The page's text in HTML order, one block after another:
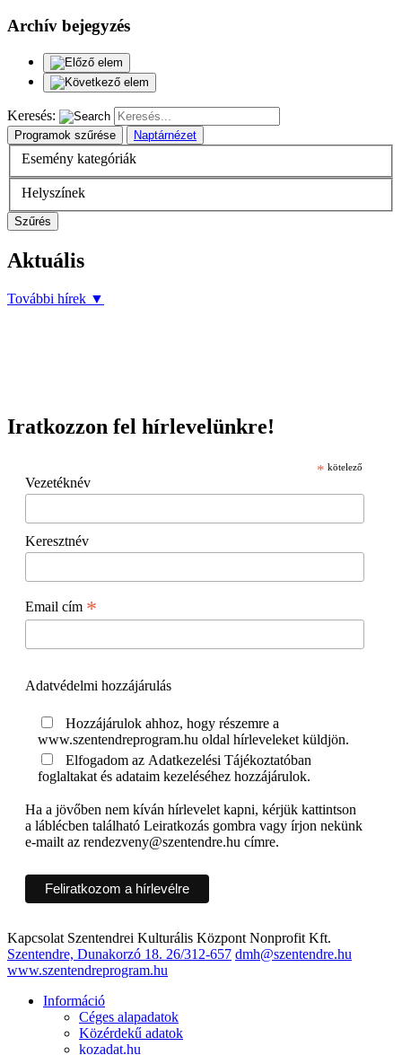
Archív bejegyzés
Keresés:
Programok szűrése Naptárnézet
Esemény kategóriák
Helyszínek
Szűrés
Aktuális
További hírek ▼
Iratkozzon fel hírlevelünkre!
* kötelező
Vezetéknév
Keresztnév
Email cím *
Adatvédelmi hozzájárulás
www.szentendreprogram.hu oldal hírleveleket küldjön.
foglaltakat és adataim kezeléséhez hozzájárulok.
Ha a jövőben nem kíván hírlevelet kapni, kérjük kattintson
a láblécben található Leiratkozás gombra vagy írjon nekünk
e-mailt az rendezveny@szentendre.hu címre.
Kapcsolat Szentendrei Kulturális Központ Nonprofit Kft.
Szentendre, Dunakorzó 18. 26/312-657 dmh@szentendre.hu
www.szentendreprogram.hu
Információ
Céges alapadatok
Közérdekű adatok
kozadat.hu